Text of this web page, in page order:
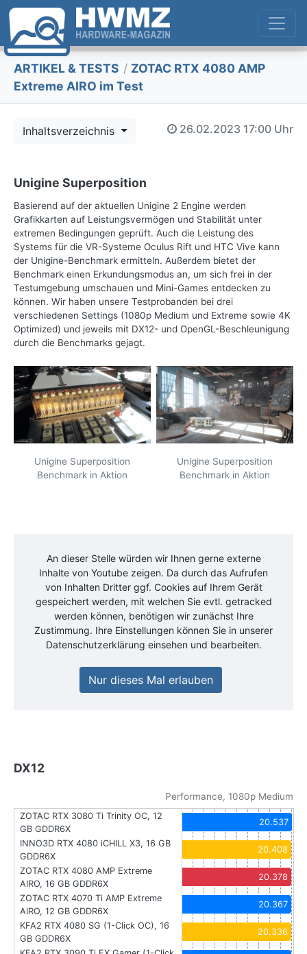
ARTIKEL & TESTS / ZOTAC RTX 4080 AMP
Extreme AIRO im Test
Inhaltsverzeichnis 26.02.2023 17:00 Uhr
Unigine Superposition
Basierend auf der aktuellen Unigine 2 Engine werden
Grafikkarten auf Leistungsvermögen und Stabilität unter
extremen Bedingungen geprüft. Auch die Leistung des
Systems für die VR-Systeme Oculus Rift und HTC Vive kann
der Unigine-Benchmark ermitteln. Außerdem bietet der
Benchmark einen Erkundungsmodus an, um sich frei in der
Testumgebung umschauen und Mini-Games entdecken zu
können. Wir haben unsere Testprobanden bei drei
verschiedenen Settings (1080p Medium und Extreme sowie 4K
Optimized) und jeweils mit DX12- und OpenGL-Beschleunigung
durch die Benchmarks gejagt.
Unigine Superposition
Benchmark in Aktion
Unigine Superposition
Benchmark in Aktion
An dieser Stelle würden wir Ihnen gerne externe
Inhalte von Youtube zeigen. Da durch das Aufrufen
von Inhalten Dritter ggf. Cookies auf Ihrem Gerät
gespeichert werden, mit welchen Sie evtl. getracked
werden können, benötigen wir zunächst Ihre
Zustimmung. Ihre Einstellungen können Sie in unserer
Datenschutzerklärung einsehen und bearbeiten.
Nur dieses Mal erlauben
DX12
Performance, 1080p Medium
ZOTAC RTX 3080 Ti Trinity OC, 12
GB GDDR6X
20.537
INNO3D RTX 4080 iCHILL X3, 16 GB
GDDR6X
20.408
ZOTAC RTX 4080 AMP Extreme
AIRO, 16 GB GDDR6X
20.378
ZOTAC RTX 4070 Ti AMP Extreme
AIRO, 12 GB GDDR6X
20.367
KFA2 RTX 4080 SG (1-Click OC), 16
GB GDDR6X
20.336